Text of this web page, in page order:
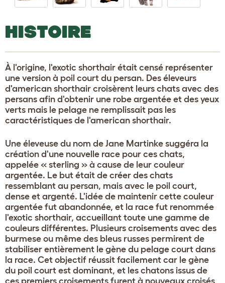
HISTOIRE
À l'origine, l'exotic shorthair était censé représenter
une version à poil court du persan. Des éleveurs
d'american shorthair croisèrent leurs chats avec des
persans afin d'obtenir une robe argentée et des yeux
verts mais le pelage ne remplissait pas les
caractéristiques de l'american shorthair.
Une éleveuse du nom de Jane Martinke suggéra la
création d'une nouvelle race pour ces chats,
appelée « sterling » à cause de leur couleur
argentée. Le but était de créer des chats
ressemblant au persan, mais avec le poil court,
dense et argenté. L'idée de maintenir cette couleur
argentée fut abandonnée, et la race fut renommée
l'exotic shorthair, accueillant toute une gamme de
couleurs différentes. Plusieurs croisements avec des
burmese ou même des bleus russes permirent de
stabiliser entièrement le gène du pelage court dans
la race. Cet objectif réussit facilement car le gène
du poil court est dominant, et les chatons issus de
ces premiers croisements furent à nouveaux croisés